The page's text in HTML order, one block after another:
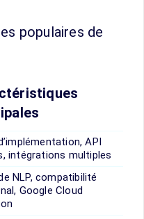
populaires de
API
intégrations multiples
NLP, compatibilité
Google Cloud